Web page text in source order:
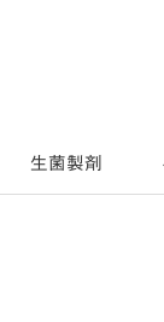
生菌製剤